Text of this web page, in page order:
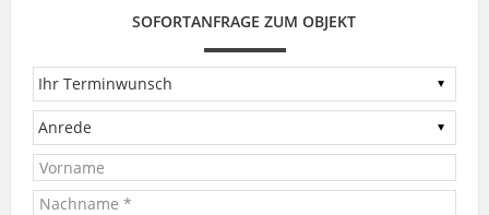
SOFORTANFRAGE ZUM OBJEKT